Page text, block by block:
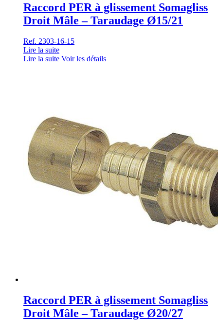
Raccord PER à glissement Somagliss
Droit Mâle – Taraudage Ø15/21
Ref. 2303-16-15
Lire la suite
Lire la suite Voir les détails
Raccord PER à glissement Somagliss
Droit Mâle – Taraudage Ø20/27